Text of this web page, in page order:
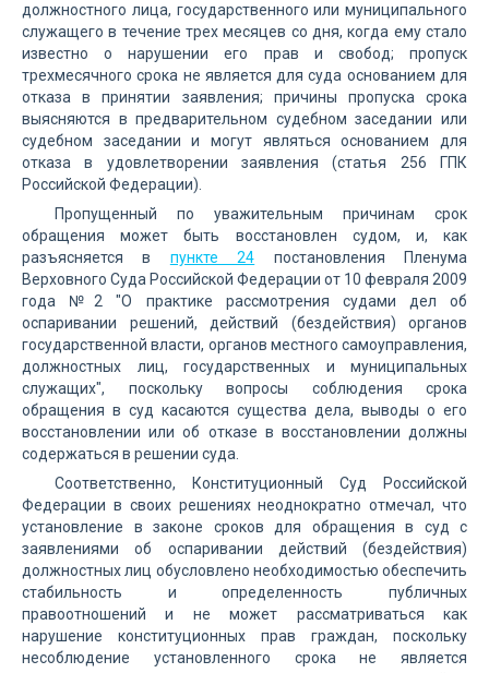
должностного лица, государственного или муниципального
служащего в течение трех месяцев со дня, когда ему стало
известно о нарушении его прав и свобод; пропуск
трехмесячного срока не является для суда основанием для
отказа в принятии заявления; причины пропуска срока
выясняются в предварительном судебном заседании или
судебном заседании и могут являться основанием для
отказа в удовлетворении заявления (статья 256 ГПК
Российской Федерации).
Пропущенный по уважительным причинам срок
обращения может быть восстановлен судом, и, как
разъясняется в пункте 24 постановления Пленума
Верховного Суда Российской Федерации от 10 февраля 2009
года №2 "О практике рассмотрения судами дел об
оспаривании решений, действий (бездействия) органов
государственной власти, органов местного самоуправления,
должностных лиц, государственных и муниципальных
служащих", поскольку вопросы соблюдения срока
обращения в суд касаются существа дела, выводы о его
восстановлении или об отказе в восстановлении должны
содержаться в решении суда.
Соответственно, Конституционный Суд Российской
Федерации в своих решениях неоднократно отмечал, что
установление в законе сроков для обращения в суд с
заявлениями об оспаривании действий (бездействия)
должностных лиц обусловлено необходимостью обеспечить
стабильность и определенность публичных
правоотношений и не может рассматриваться как
нарушение конституционных прав граждан, поскольку
несоблюдение установленного срока не является